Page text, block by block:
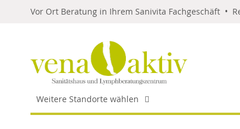
Vor Ort Beratung in Ihrem Sanivita Fachgeschäft •
Weitere Standorte wählen